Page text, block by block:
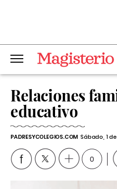
Relaciones
educativo
PADRESYCOLEGIOS.COM Sábado, 1
0